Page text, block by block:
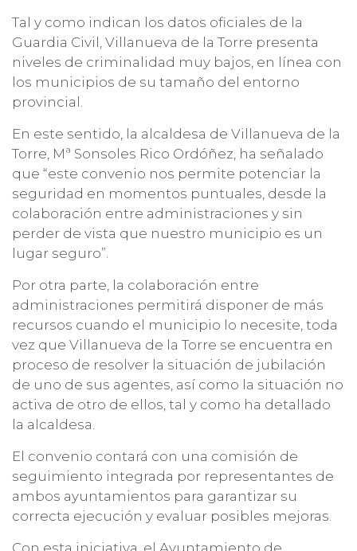
Tal y como indican los datos oficiales de la
Guardia Civil, Villanueva de la Torre presenta
niveles de criminalidad muy bajos, en línea con
los municipios de su tamaño del entorno
provincial.
En este sentido, la alcaldesa de Villanueva de la
Torre, Mª Sonsoles Rico Ordóñez, ha señalado
que “este convenio nos permite potenciar la
seguridad en momentos puntuales, desde la
colaboración entre administraciones y sin
perder de vista que nuestro municipio es un
lugar seguro”.
Por otra parte, la colaboración entre
administraciones permitirá disponer de más
recursos cuando el municipio lo necesite, toda
vez que Villanueva de la Torre se encuentra en
proceso de resolver la situación de jubilación
de uno de sus agentes, así como la situación no
activa de otro de ellos, tal y como ha detallado
la alcaldesa.
El convenio contará con una comisión de
seguimiento integrada por representantes de
ambos ayuntamientos para garantizar su
correcta ejecución y evaluar posibles mejoras.